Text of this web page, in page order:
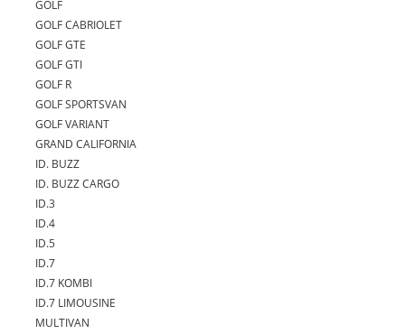
GOLF
GOLF CABRIOLET
GOLF GTE
GOLF GTI
GOLF R
GOLF SPORTSVAN
GOLF VARIANT
GRAND CALIFORNIA
ID. BUZZ
ID. BUZZ CARGO
ID.3
ID.4
ID.5
ID.7
ID.7 KOMBI
ID.7 LIMOUSINE
MULTIVAN